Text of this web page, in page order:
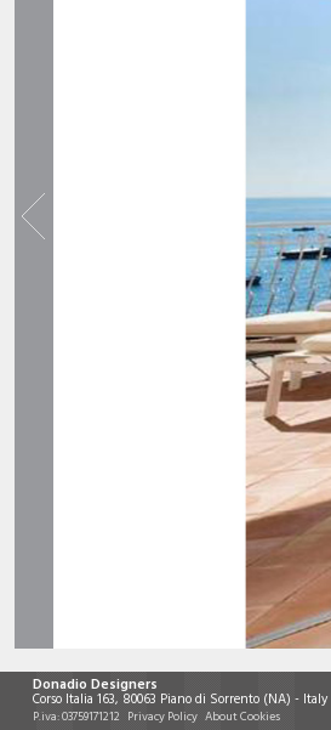
Donadio Designers
Corso Italia 163, 80063 Piano di Sorrento(NA)-Italy
P.iva:03759171212 Privacy Policy About Cookies